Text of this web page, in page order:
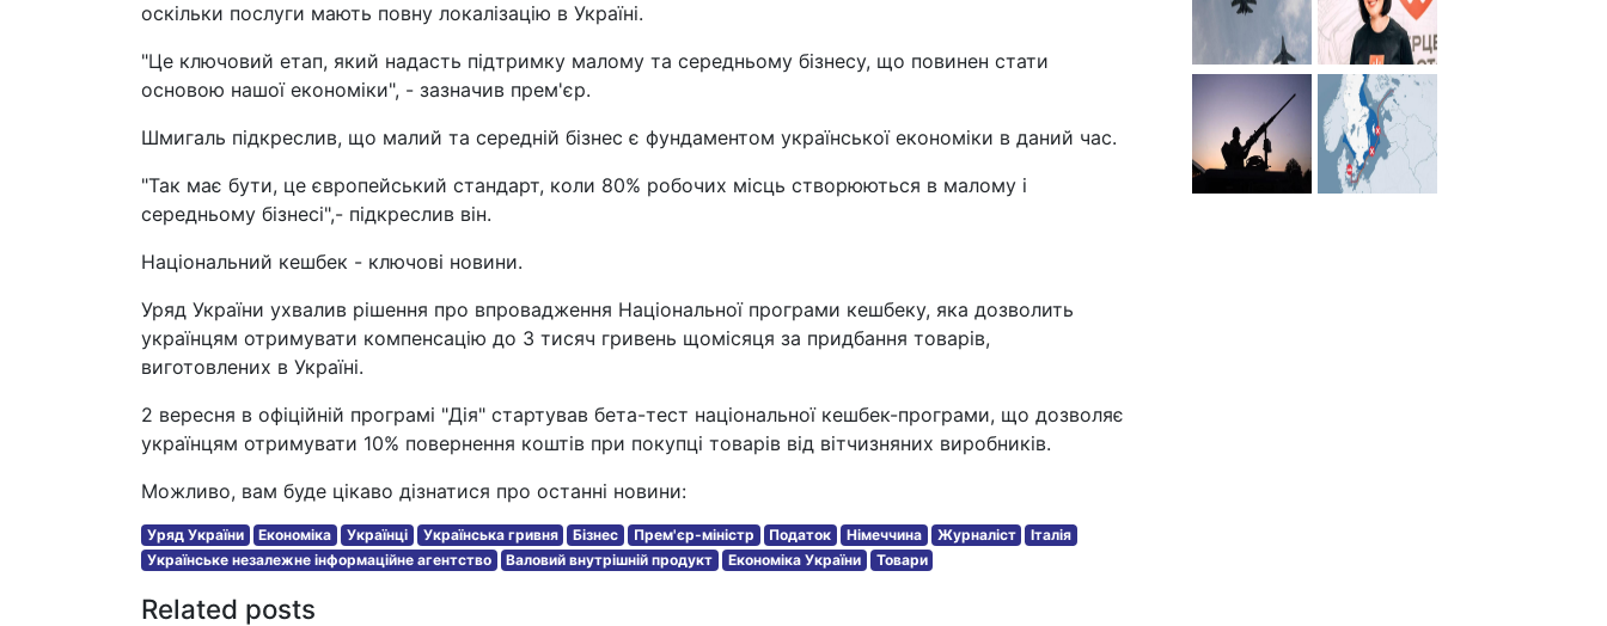
оскільки послуги мають повну локалізацію в Україні.
"Це ключовий етап, який надасть підтримку малому та середньому бізнесу, що повинен стати
основою нашої економіки", - зазначив прем'єр.
Шмигаль підкреслив, що малий та середній бізнес є фундаментом української економіки в даний час.
"Так має бути, це європейський стандарт, коли 80% робочих місць створюються в малому і
середньому бізнесі",- підкреслив він.
Національний кешбек - ключові новини.
Уряд України ухвалив рішення про впровадження Національної програми кешбеку, яка дозволить
українцям отримувати компенсацію до 3 тисяч гривень щомісяця за придбання товарів,
виготовлених в Україні.
2 вересня в офіційній програмі "Дія" стартував бета-тест національної кешбек-програми, що дозволяє
українцям отримувати 10% повернення коштів при покупці товарів від вітчизняних виробників.
Можливо, вам буде цікаво дізнатися про останні новини:
Уряд України Економіка Українці Українська гривня Бізнес Прем'єр-міністр Податок Німеччина Журналіст
Італія
Українське незалежне інформаційне агентство
Валовий внутрішній продукт Економіка України Товари
Related posts